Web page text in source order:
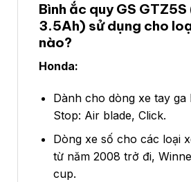
Bình ắc quy GS GTZ5S
3.5Ah) sử dụng cho
nào?
Honda:
Dành cho dòng xe tay ga
Stop: Air blade, Click.
Dòng xe số cho các loại
từ năm 2008 trở đi,
cup.